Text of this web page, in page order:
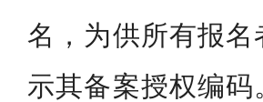
名，为供所有报
示其备案授权编